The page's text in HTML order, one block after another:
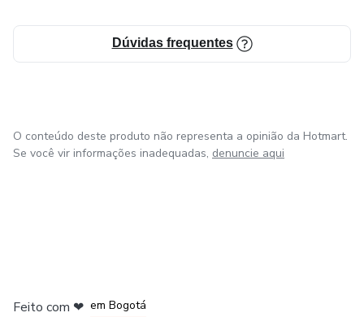
Dúvidas frequentes
O conteúdo deste produto não representa a opinião da Hotmart.
Se você vir informações inadequadas, denuncie aqui
Feito com ❤ em Bogotá